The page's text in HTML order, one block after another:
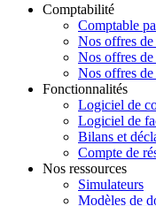
Comptabilité
Comptable
Nos offres
Nos offres
Nos offres
Fonctionnalités
Logiciel de
Logiciel de
Bilans et
Compte de
Nos ressources
Simulateurs
Modèles de